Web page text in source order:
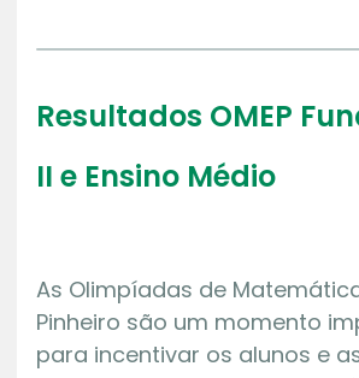
Resultados OMEP
II e Ensino Médio
As Olimpíadas de
Pinheiro são um momento
para incentivar os alunos e